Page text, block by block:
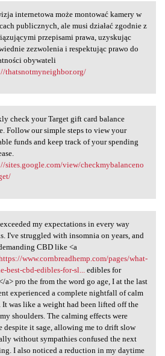
internetowa może
internetowa może montować kamery w
publicznych, ale musi działać zgodnie z
przepisami prawa, uzyskując
zezwolenia i respektując prawo do
obywateli
thatsnotmyneighbor.org/
check your Target
check your Target gift card balance
Follow our simple steps to view your
funds and keep track of your spending
sites.google.com/view/checkmybalanceno
my expectations
my expectations in every way
I've struggled with insomnia on years, and
CBD like <a
www.cornbreadhemp.com/pages/what-
best-cbd-edibles-for-sl...edibles for
a> pro the from the word go age, I at the last
experienced a complete nightfall of calm
It was like a weight had been lifted off the
shoulders. The calming effects were
despite it sage, allowing me to drift slow
without sympathies confused the next
I also noticed a reduction in my daytime